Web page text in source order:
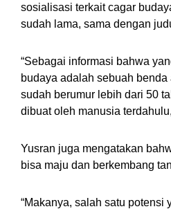
sosialisasi terkait cagar
sudah lama, sama dengan
“Sebagai informasi bahwa
budaya adalah sebuah
sudah berumur lebih dari 50
dibuat oleh manusia
Yusran juga mengatakan
bisa maju dan berkembang
“Makanya, salah satu potensi